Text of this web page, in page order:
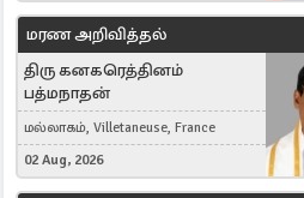
மரண அறிவித்தல்
திரு கனகரெத்தினம்
பத்மநாதன்
மல்லாகம், Villetaneuse, France
02 Aug, 2026